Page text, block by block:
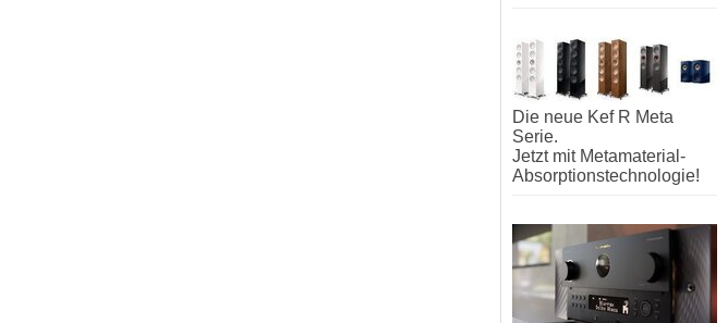
Die neue Kef R Meta
Serie.
Jetzt mit Metamaterial-
Absorptionstechnologie!